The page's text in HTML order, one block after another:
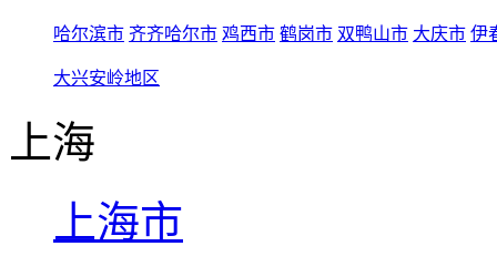
哈尔滨市 齐齐哈尔市 鸡西市 鹤岗市 双鸭山市 大庆市 伊
大兴安岭地区
上海
上海市